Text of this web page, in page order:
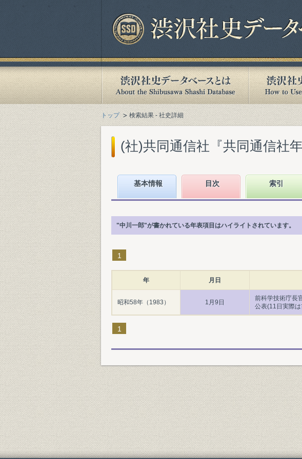
トップ 検索結果 - 社史詳細
(社)共同通信社『共同通信社
基本情報 目次 索引
"中川一郎"が書かれている年表項目はハイライトされています。
1
年 月日
昭和58年（1983） 1月9日
前科学技術庁長
公表(11日実際
1